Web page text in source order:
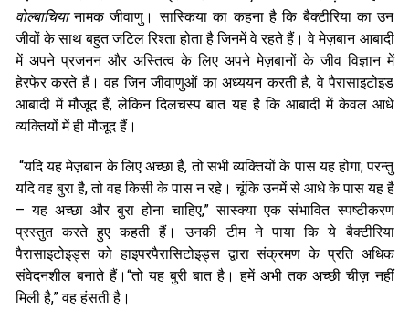
वोल्बाचियानामक जीवाणु। सास्किया का कहना है कि बैक्टीरिया का उन
जीवों के साथ बहुत जटिल रिश्ता होता है जिनमें वे रहते हैं। वे मेज़बान आबादी
में अपने प्रजनन और अस्तित्व के लिए अपने मेज़बानों के जीव विज्ञान में
हेरफेर करते हैं। वह जिन जीवाणुओं का अध्ययन करती है, वे पैरासाइटोइड
आबादी में मौजूद हैं, लेकिन दिलचस्प बात यह है कि आबादी में केवल आधे
व्यक्तियों में ही मौजूद हैं।
“यदि यह मेज़बान के लिए अच्छा है, तो सभी व्यक्तियों के पास यह होगा; परन्तु
यदि वह बुरा है, तो वह किसी के पास न रहे। चूंकि उनमें से आधे के पास यह है
– यह अच्छा और बुरा होना चाहिए,” सास्क्या एक संभावित स्पष्टीकरण
प्रस्तुत करते हुए कहती हैं। उनकी टीम ने पाया कि ये बैक्टीरिया
पैरासाइटोइड्स को हाइपरपैरासिटोइड्स द्वारा संक्रमण के प्रति अधिक
संवेदनशील बनाते हैं।“तो यह बुरी बात है। हमें अभी तक अच्छी चीज़ नहीं
मिली है,” वह हंसती है।